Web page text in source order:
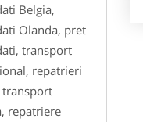
Belgia,
Olanda, pret
transport
repatrieri
transport
repatriere